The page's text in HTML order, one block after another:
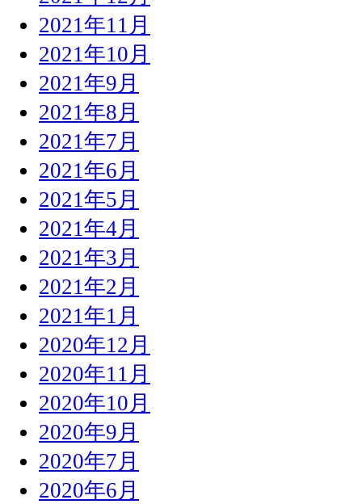
2021年11月
2021年10月
2021年9月
2021年8月
2021年7月
2021年6月
2021年5月
2021年4月
2021年3月
2021年2月
2021年1月
2020年12月
2020年11月
2020年10月
2020年9月
2020年7月
2020年6月